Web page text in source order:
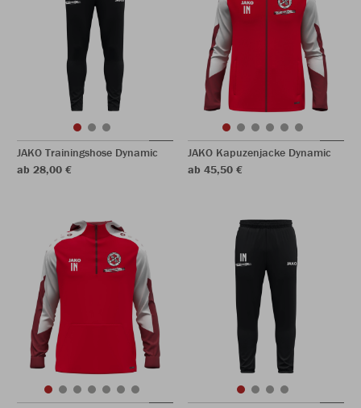
JAKO Trainingshose Dynamic
ab 28,00 €
JAKO Kapuzenjacke Dynamic
ab 45,50 €